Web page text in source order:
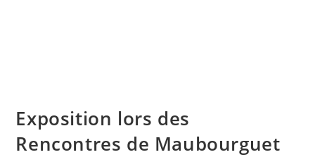
Exposition lors des
Rencontres de Maubourguet